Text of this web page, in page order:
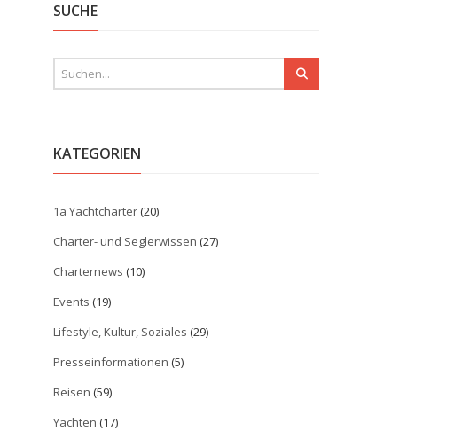
SUCHE
KATEGORIEN
1a Yachtcharter(20)
Charter- und Seglerwissen (27)
Charternews (10)
Events (19)
Lifestyle, Kultur, Soziales (29)
Presseinformationen (5)
Reisen (59)
Yachten (17)